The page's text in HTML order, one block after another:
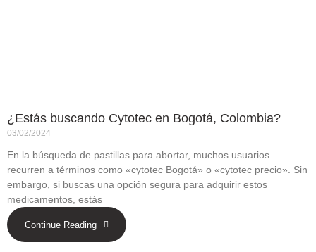
¿Estás buscando Cytotec en Bogotá, Colombia?
03/02/2024
En la búsqueda de pastillas para abortar, muchos usuarios
recurren a términos como «cytotec Bogotá» o «cytotec precio». Sin
embargo, si buscas una opción segura para adquirir estos
medicamentos, estás
Continue Reading